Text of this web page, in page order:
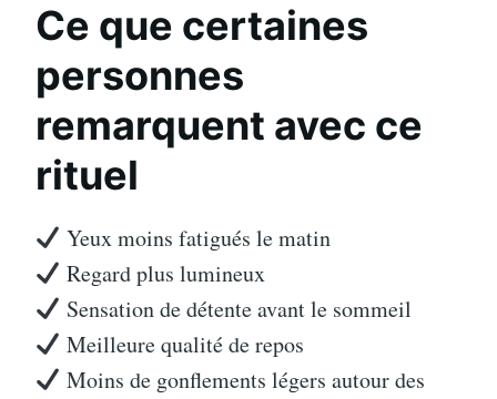
Ce que certaines
personnes
remarquent avec ce
rituel
Yeux moins fatigués le matin
Regard plus lumineux
Sensation de détente avant le sommeil
Meilleure qualité de repos
Moins de gonflements légers autour des